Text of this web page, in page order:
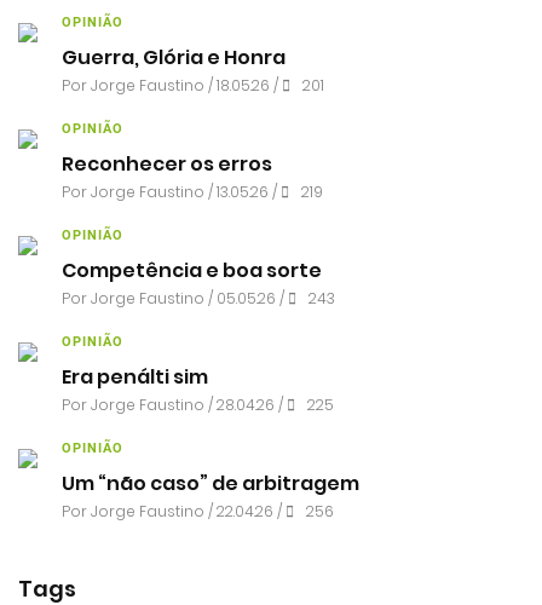
OPINIÃO
Guerra, Glória e Honra
PorJorge Faustino / 18.05.26 / 201
OPINIÃO
Reconhecer os erros
PorJorge Faustino / 13.05.26 / 219
OPINIÃO
Competência e boa sorte
PorJorge Faustino / 05.05.26 / 243
OPINIÃO
Era penálti sim
PorJorge Faustino / 28.04.26 / 225
OPINIÃO
Um “não caso” de arbitragem
PorJorge Faustino / 22.04.26 / 256
Tags